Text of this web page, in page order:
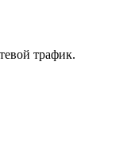
трафик.